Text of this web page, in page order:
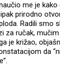
me je kako
prirodno
Radili smo
za ručak,
je križao,
da